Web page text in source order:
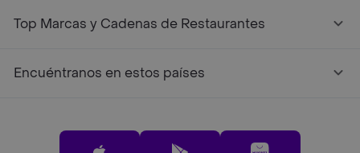
Top Marcas y Cadenas de Restaurantes
Encuéntranos en estos países